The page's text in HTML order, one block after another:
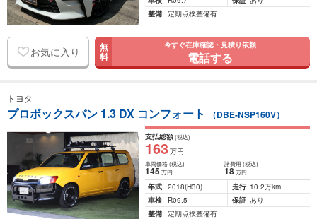
整備 定期点検整備有
お気に入り 無
料
今すぐ在庫確認・見積り依頼
電話する
トヨタ
プロボックスバン 1.3 DX コンフォート （DBE-NSP160V）
支払総額(税込)
163万円
車両価格(税込)
145万円
諸費用 (税込)
18 万円
年式 2018(H30) 走行 10.2万km
車検
R09.5 保証 あり
整備 定期点検整備有